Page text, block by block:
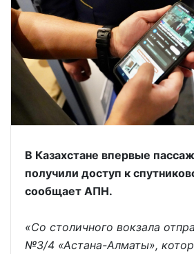
В Казахстане впервые
получили доступ к
сообщает АПН.
«Со столичного вокзала
№3/4 «Астана-Алматы»,